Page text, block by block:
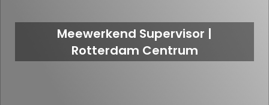
Meewerkend Supervisor |
Rotterdam Centrum
Beroepen
Werkomgevingen